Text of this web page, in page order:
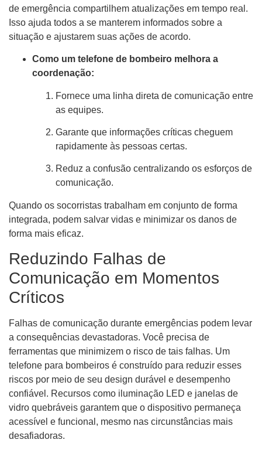
de emergência compartilhem atualizações em tempo real.
Isso ajuda todos a se manterem informados sobre a
situação e ajustarem suas ações de acordo.
Como um telefone de bombeiro melhora a
coordenação:
Fornece uma linha direta de comunicação entre
as equipes.
Garante que informações críticas cheguem
rapidamente às pessoas certas.
Reduz a confusão centralizando os esforços de
comunicação.
Quando os socorristas trabalham em conjunto de forma
integrada, podem salvar vidas e minimizar os danos de
forma mais eficaz.
Reduzindo Falhas de
Comunicação em Momentos
Críticos
Falhas de comunicação durante emergências podem levar
a consequências devastadoras. Você precisa de
ferramentas que minimizem o risco de tais falhas. Um
telefone para bombeiros é construído para reduzir esses
riscos por meio de seu design durável e desempenho
confiável. Recursos como iluminação LED e janelas de
vidro quebráveis ​​garantem que o dispositivo permaneça
acessível e funcional, mesmo nas circunstâncias mais
desafiadoras.